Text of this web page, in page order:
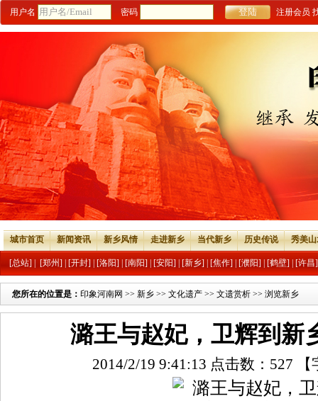
用户名 密码 注册会员
城市首页 新闻资讯 新乡风情 走进新乡 当代新乡 历史传说 秀美
[总站] [郑州] [开封] [洛阳] [南阳] [安阳] [新乡] [焦作] [濮阳] [鹤壁] [许昌]
您所在的位置是： 印象河南网 >> 新乡 >> 文化遗产 >> 文遗赏析 >> 浏览新乡
潞王与赵妃，卫辉到新
2014/2/19 9:41:13 点击数： 527